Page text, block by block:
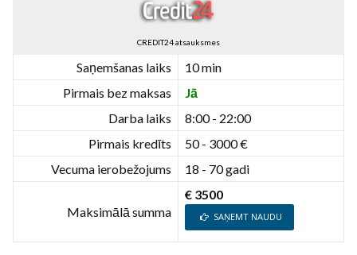
CREDIT24 atsauksmes
Saņemšanas laiks
10 min
Pirmais bez maksas
Jā
Darba laiks
8:00 - 22:00
Pirmais kredīts
50 - 3000 €
Vecuma ierobežojums
18 - 70 gadi
Maksimālā summa
€ 3500
SAŅEMT NAUDU